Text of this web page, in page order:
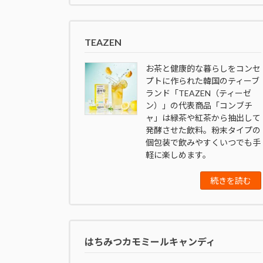
TEAZEN
お茶と健康的な暮らしをコンセ
プトに作られた韓国のティーブ
ランド「TEAZEN（ティーゼ
ン）」の代表商品「コンブチ
ャ」は緑茶や紅茶から抽出して
発酵させた飲料。粉末タイプの
個包装で飲みやすくいつでも手
軽に楽しめます。
続きを読む
はちみつカモミールキャンディ